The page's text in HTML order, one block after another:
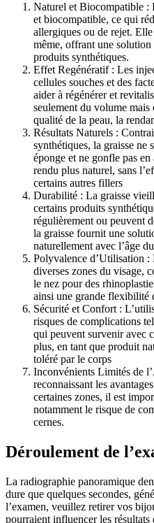
Naturel et Biocompatible :
et biocompatible, ce qui
allergiques ou de rejet.
même, offrant une
produits synthétiques.
Effet Regénératif : Les
cellules souches et des
aider à régénérer et
seulement du volume
qualité de la peau, la
Résultats Naturels :
synthétiques, la graisse ne
éponge et ne gonfle pas
rendu plus naturel, sans
certains autres fillers
Durabilité : La graisse
certains produits
régulièrement ou peuvent
la graisse fournit une
naturellement avec l’âge
Polyvalence d’Utilisation :
diverses zones du visage,
le nez pour des
ainsi une grande flexibilité
Sécurité et Confort :
risques de complications
qui peuvent survenir avec
plus, en tant que produit
toléré par le corps
Inconvénients Limités de
reconnaissant les
certaines zones, il est
notamment le risque de
cernes.
Déroulement de
La radiographie panoramique
dure que quelques secondes,
l’examen, veuillez retirer vos
pourraient influencer les résultats